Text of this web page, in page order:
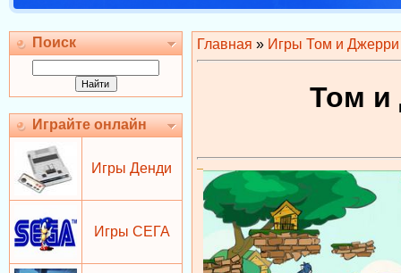
Поиск
Играйте онлайн
Игры Денди
Игры СЕГА
Главная » Игры Том и Джерри
Том и